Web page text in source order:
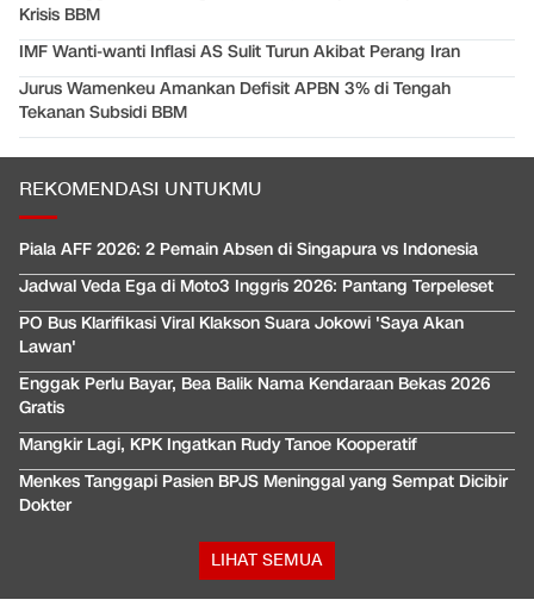
Krisis BBM
IMF Wanti-wanti Inflasi AS Sulit Turun Akibat Perang Iran
Jurus Wamenkeu Amankan Defisit APBN 3% di Tengah
Tekanan Subsidi BBM
REKOMENDASI UNTUKMU
Piala AFF 2026: 2 Pemain Absen di Singapura vs Indonesia
Jadwal Veda Ega di Moto3 Inggris 2026: Pantang Terpeleset
PO Bus Klarifikasi Viral Klakson Suara Jokowi 'Saya Akan
Lawan'
Enggak Perlu Bayar, Bea Balik Nama Kendaraan Bekas 2026
Gratis
Mangkir Lagi, KPK Ingatkan Rudy Tanoe Kooperatif
Menkes Tanggapi Pasien BPJS Meninggal yang Sempat Dicibir
Dokter
LIHAT SEMUA